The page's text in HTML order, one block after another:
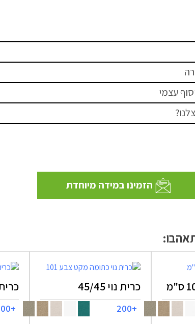
עצמי
הזמינו במידה מיוחדת
כרית נוי 45/45
+200
כרית
+200